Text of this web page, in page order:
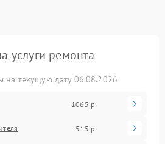
услуги ремонта
на текущую дату 06.08.2026
1065 р
515 р